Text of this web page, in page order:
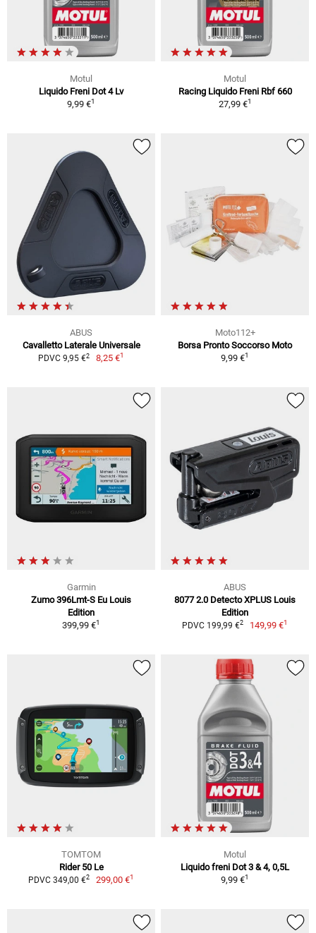
Motul
Liquido Freni Dot 4 Lv
9,99 €1
Motul
Racing Liquido Freni Rbf 660
27,99 €1
ABUS
Cavalletto Laterale Universale
PDVC 9,95 €2 8,25 €1
Moto112+
Borsa Pronto Soccorso Moto
9,99 €1
Garmin
Zumo 396Lmt-S Eu Louis
Edition
399,99 €1
ABUS
8077 2.0 Detecto XPLUS Louis
Edition
PDVC 199,99 €2 149,99 €1
TOMTOM
Rider 50 Le
PDVC 349,00 €2 299,00 €1
Motul
Liquido freni Dot 3 & 4, 0,5L
9,99 €1